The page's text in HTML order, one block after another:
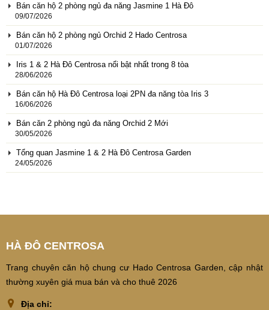
Bán căn hộ 2 phòng ngủ đa năng Jasmine 1 Hà Đô
09/07/2026
Bán căn hộ 2 phòng ngủ Orchid 2 Hado Centrosa
01/07/2026
Iris 1 & 2 Hà Đô Centrosa nổi bật nhất trong 8 tòa
28/06/2026
Bán căn hộ Hà Đô Centrosa loại 2PN đa năng tòa Iris 3
16/06/2026
Bán căn 2 phòng ngủ đa năng Orchid 2 Mới
30/05/2026
Tổng quan Jasmine 1 & 2 Hà Đô Centrosa Garden
24/05/2026
HÀ ĐÔ CENTROSA
Trang chuyên căn hộ chung cư Hado Centrosa Garden, cập nhật
thường xuyên giá mua bán và cho thuê 2026
Địa chỉ: